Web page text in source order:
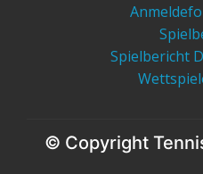
Spielbericht
© Copyright